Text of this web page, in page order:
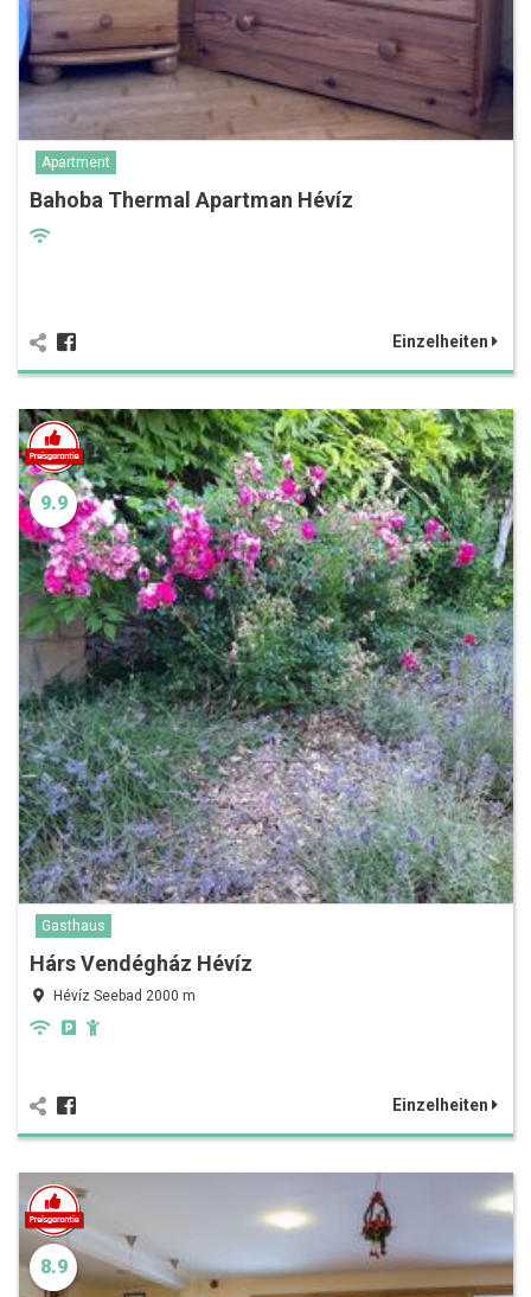
Apartment
Bahoba Thermal Apartman Hévíz
Einzelheiten
9.9
Gasthaus
Hárs Vendégház Hévíz
Hévíz Seebad 2000 m
Einzelheiten
8.9